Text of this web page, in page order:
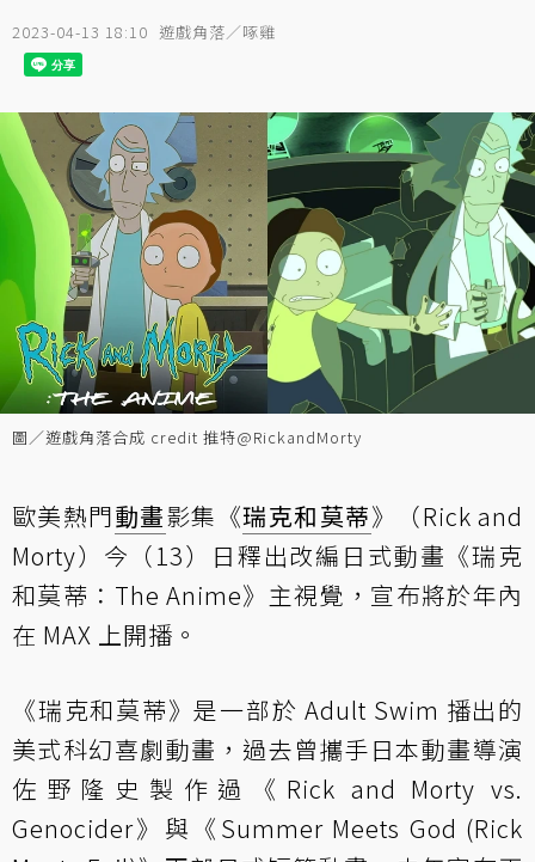
2023-04-13 18:10 遊戲角落／啄雞
圖／遊戲角落合成 credit 推特@RickandMorty
歐美熱門動畫影集《瑞克和莫蒂》（Rick and
Morty）今（13）日釋出改編日式動畫《瑞克
和莫蒂：The Anime》主視覺，宣布將於年內
在 MAX 上開播。
《瑞克和莫蒂》是一部於 Adult Swim 播出的
美式科幻喜劇動畫，過去曾攜手日本動畫導演
佐野隆史製作過《Rick and Morty vs.
Genocider》與《Summer Meets God (Rick